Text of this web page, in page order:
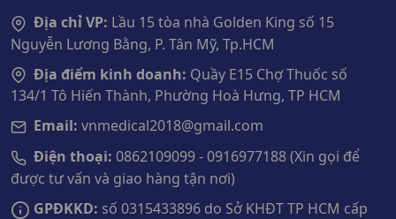
Địa chỉ VP: Lầu 15 tòa nhà Golden King số 15
Nguyễn Lương Bằng, P. Tân Mỹ, Tp.HCM
Địa điểm kinh doanh: Quầy E15 Chợ Thuốc số
134/1 Tô Hiến Thành, Phường Hoà Hưng, TP HCM
Email: vnmedical2018@gmail.com
Điện thoại: 0862109099 - 0916977188 (Xin gọi để
được tư vấn và giao hàng tận nơi)
GPĐKKD: số 0315433896 do Sở KHĐT TP HCM cấp